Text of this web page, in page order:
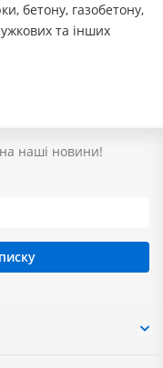
бетону, газобетону,
та інших
наші новини!